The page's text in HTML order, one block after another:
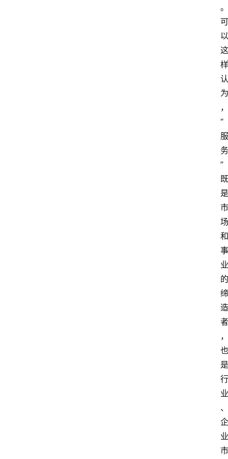
。
可
以
这
样
认
为
，
“
服
务
”
既
是
市
场
和
事
业
的
缔
造
者
，
也
是
行
业
、
企
业
市